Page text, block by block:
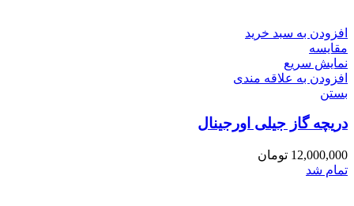
افزودن به سبد خرید
مقایسه
نمایش سریع
افزودن به علاقه مندی
بستن
دریچه گاز جیلی اورجینال
12,000,000 تومان
تمام شد